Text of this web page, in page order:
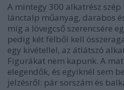
A mintegy 300 alkatrész
lánctalp műanyag, darabos
míg a lövegcső szerencsére
pedig két félből kell
egy kivétellel, az átlátszó
Figurákat nem kapunk. A
elegendők, és egyiknél sem
jelzésről: pár sorszám és